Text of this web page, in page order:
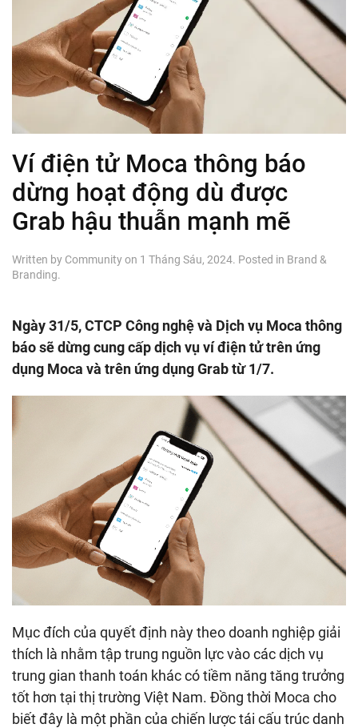
Ví điện tử Moca thông báo
dừng hoạt động dù được
Grab hậu thuẫn mạnh mẽ
Written by Communityon 1 Tháng Sáu, 2024. Posted in Brand &
Branding.
Ngày 31/5, CTCP Công nghệ và Dịch vụ Moca thông
báo sẽ dừng cung cấp dịch vụ ví điện tử trên ứng
dụng Moca và trên ứng dụng Grab từ 1/7.
Mục đích của quyết định này theo doanh nghiệp giải
thích là nhằm tập trung nguồn lực vào các dịch vụ
trung gian thanh toán khác có tiềm năng tăng trưởng
tốt hơn tại thị trường Việt Nam. Đồng thời Moca cho
biết đây là một phần của chiến lược tái cấu trúc danh